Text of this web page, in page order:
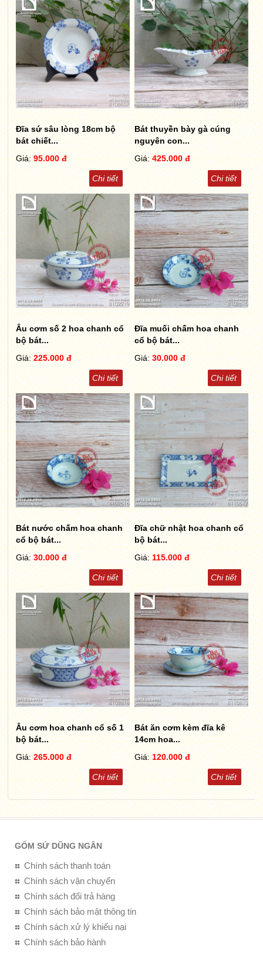
Đĩa sứ sâu lòng 18cm bộ
bát chiết...
Giá:95.000 đ
Chi tiết
Bát thuyền bày gà cúng
nguyên con...
Giá: 425.000 đ
Chi tiết
Âu cơm số 2 hoa chanh cổ
bộ bát...
Giá:225.000 đ
Chi tiết
Đĩa muối chấm hoa chanh
cổ bộ bát...
Giá: 30.000 đ
Chi tiết
Bát nước chấm hoa chanh
cổ bộ bát...
Giá:30.000 đ
Chi tiết
Đĩa chữ nhật hoa chanh cổ
bộ bát...
Giá: 115.000 đ
Chi tiết
Âu cơm hoa chanh cổ số 1
bộ bát...
Giá:265.000 đ
Chi tiết
Bát ăn cơm kèm đĩa kê
14cm hoa...
Giá: 120.000 đ
Chi tiết
GỐM SỨ DŨNG NGÂN
Chính sách thanh toán
Chính sách vận chuyển
Chính sách đổi trả hàng
Chính sách bảo mật thông tin
Chính sách xử lý khiếu nại
Chính sách bảo hành